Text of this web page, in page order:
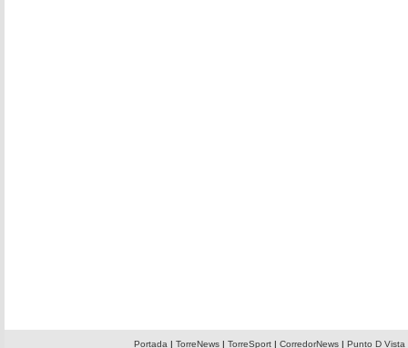
Portada | TorreNews| TorreSport| CorredorNews| Punto D Vista